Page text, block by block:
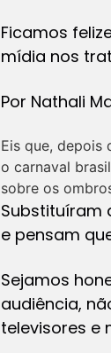
Ficamos
mídia nos
Por Nathali
Eis que, depois
o carnaval
sobre os
Substituíram
e pensam
Sejamos
audiência,
televisores e